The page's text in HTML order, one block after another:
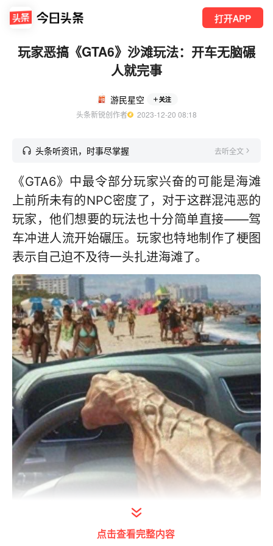
打开APP
玩家恶搞《GTA6》沙滩玩法：开车无脑碾
人就完事
游民星空 关注
头条新锐创作者
  2023-12-20 08:18
头条听资讯，时事尽掌握 去听全文
《GTA6》中最令部分玩家兴奋的可能是海滩
上前所未有的NPC密度了，对于这群混沌恶的
玩家，他们想要的玩法也十分简单直接——驾
车冲进人流开始碾压。玩家也特地制作了梗图
表示自己迫不及待一头扎进海滩了。
点击查看完整内容